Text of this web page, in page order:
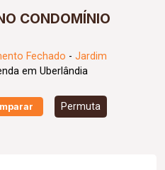
CONDOMÍNIO
Fechado - Jardim
em Uberlândia
Permuta